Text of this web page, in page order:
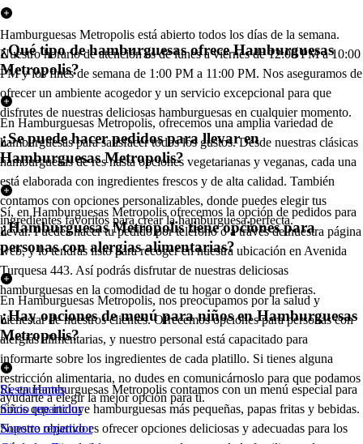
Hamburguesas Metropolis está abierto todos los días de la semana.
Nuestro horario de atención es de lunes a viernes de 12:00 PM a 10:00
PM y los fines de semana de 1:00 PM a 11:00 PM. Nos aseguramos de
ofrecer un ambiente acogedor y un servicio excepcional para que
disfrutes de nuestras deliciosas hamburguesas en cualquier momento.
¿Qué tipo de hamburguesas ofrece Hamburguesas
Metropolis?
En Hamburguesas Metropolis, ofrecemos una amplia variedad de
hamburguesas para satisfacer todos los gustos. Desde nuestras clásicas
hamburguesas de res hasta opciones vegetarianas y veganas, cada una
está elaborada con ingredientes frescos y de alta calidad. También
contamos con opciones personalizables, donde puedes elegir tus
ingredientes favoritos para crear la hamburguesa perfecta.
¿Se puede hacer pedidos para llevar en
Hamburguesas Metropolis?
Sí, en Hamburguesas Metropolis ofrecemos la opción de pedidos para
llevar. Puedes hacer tu pedido por teléfono o a través de nuestra página
web, y lo tendrás listo para recoger en nuestra ubicación en Avenida
Turquesa 443. Así podrás disfrutar de nuestras deliciosas
hamburguesas en la comodidad de tu hogar o donde prefieras.
¿Hamburguesas Metropolis tiene opciones para
personas con alergias alimentarias?
En Hamburguesas Metropolis, nos preocupamos por la salud y
bienestar de nuestros clientes. Ofrecemos opciones para personas con
alergias alimentarias, y nuestro personal está capacitado para
informarte sobre los ingredientes de cada platillo. Si tienes alguna
restricción alimentaria, no dudes en comunicárnoslo para que podamos
ayudarte a elegir la mejor opción para ti.
¿Hay opciones de menú para niños en Hamburguesas
Metropolis?
Sí, en Hamburguesas Metropolis contamos con un menú especial para
niños que incluye hamburguesas más pequeñas, papas fritas y bebidas.
Nuestro objetivo es ofrecer opciones deliciosas y adecuadas para los
Restaurantes
Socio repartidor
Soporte repartidor